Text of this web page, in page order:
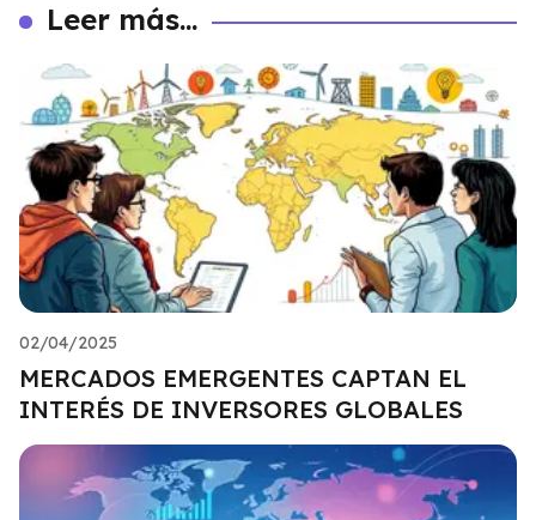
Leer más...
02/04/2025
MERCADOS EMERGENTES CAPTAN EL
INTERÉS DE INVERSORES GLOBALES